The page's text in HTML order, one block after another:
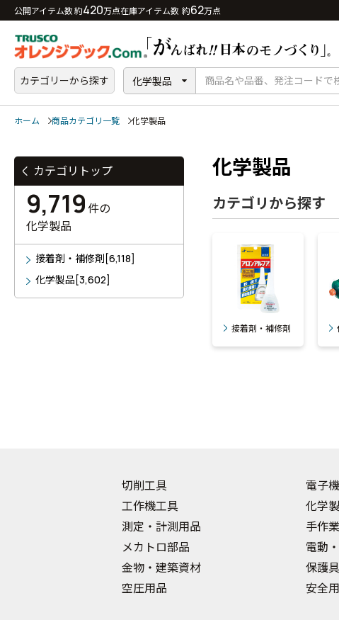
公開アイテム数 約420万点在庫アイテム数 約62万点
カテゴリーから探す 化学製品
ホーム 商品カテゴリ一覧 化学製品
化学製品
カテゴリから探す
接着剤・補修剤
カテゴリトップ
9,719件の
化学製品
接着剤・補修剤[6,118]
化学製品[3,602]
切削工具
工作機工具
測定・計測用品
メカトロ部品
金物・建築資材
空圧用品
電子
化学
手作
電動
保護具
安全